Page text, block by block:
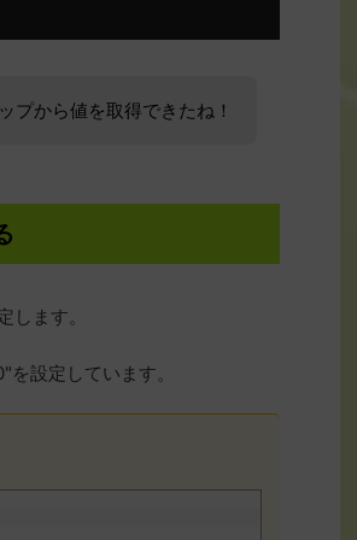
プから値を取得できたね！
ます。
設定しています。